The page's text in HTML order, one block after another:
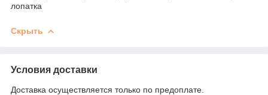
лопатка
Скрыть
Условия доставки
Доставка осуществляется только по предоплате.